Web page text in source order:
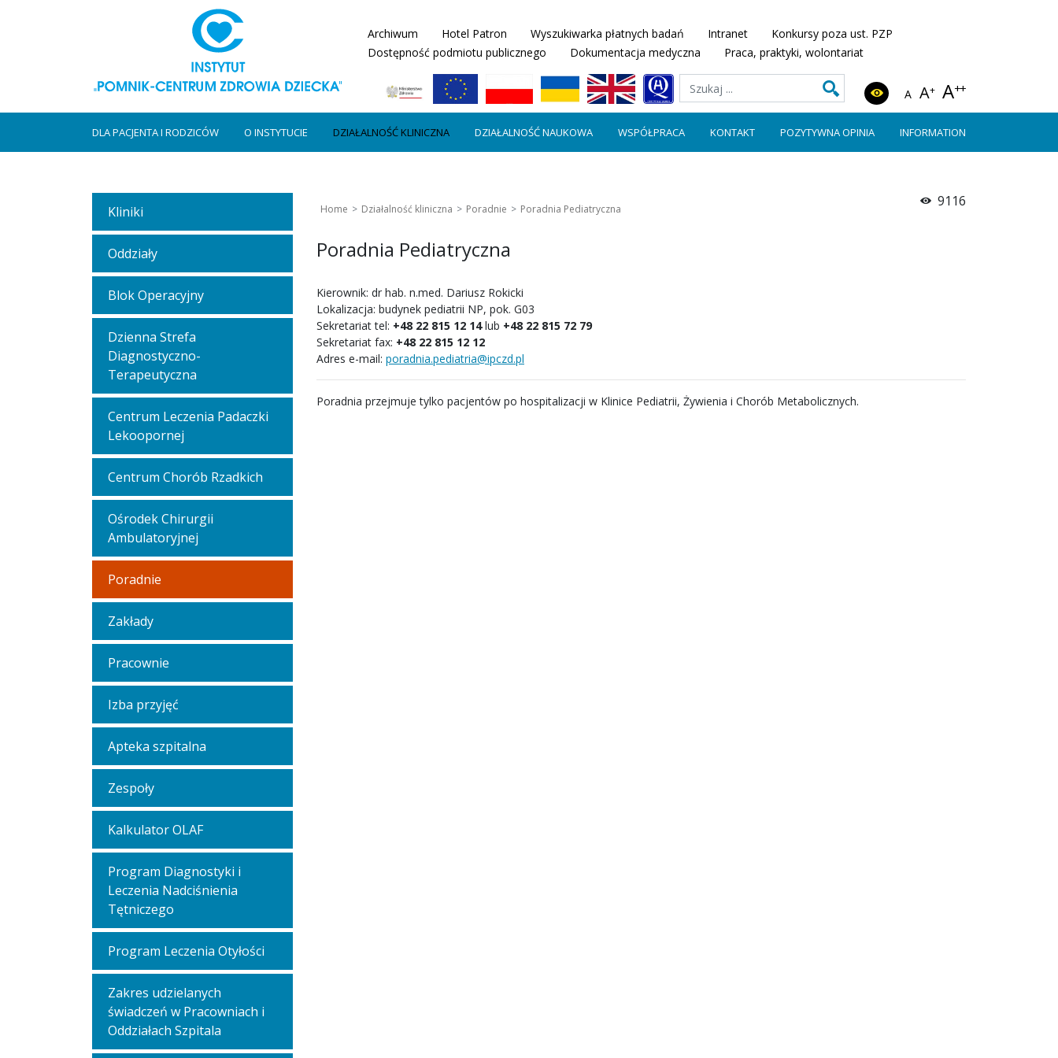
Archiwum Hotel Patron Wyszukiwarka płatnych badań Intranet
Konkursy poza ust. PZP
Dostępność podmiotu publicznego
Dokumentacja medyczna Praca, praktyki, wolontariat
A A+ A++
DLA PACJENTA I RODZICÓW O INSTYTUCIE DZIAŁALNOŚĆ KLINICZNA DZIAŁALNOŚĆ NAUKOWA WSPÓŁPRACA KONTAKT POZYTYWNA OPINIA INFORMATION
Kliniki
Oddziały
Blok Operacyjny
Dzienna Strefa
Diagnostyczno-
Terapeutyczna
Centrum Leczenia Padaczki
Lekoopornej
Centrum Chorób Rzadkich
Ośrodek Chirurgii
Ambulatoryjnej
Poradnie
Zakłady
Pracownie
Izba przyjęć
Apteka szpitalna
Zespoły
Kalkulator OLAF
Program Diagnostyki i
Leczenia Nadciśnienia
Tętniczego
Program Leczenia Otyłości
Zakres udzielanych
świadczeń w Pracowniach i
Oddziałach Szpitala
Home Działalność kliniczna Poradnie Poradnia Pediatryczna 9116
Poradnia Pediatryczna
Kierownik: dr hab. n.med. Dariusz Rokicki
Lokalizacja: budynek pediatrii NP, pok. G03
Sekretariat tel: +48 22 815 12 14lub +48 22 815 72 79
Sekretariat fax: +48 22 815 12 12
Adres e-mail: poradnia.pediatria@ipczd.pl
Poradnia przejmuje tylko pacjentów po hospitalizacji w Klinice Pediatrii, Żywienia i Chorób Metabolicznych.